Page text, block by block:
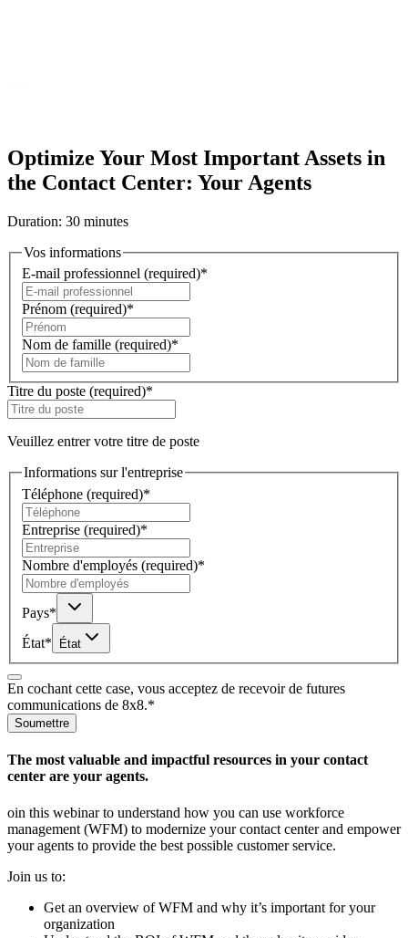
Optimize Your Most Important Assets in
the Contact Center: Your Agents
Duration: 30 minutes
Vos informations
E-mail professionnel (required)*
Prénom (required)*
Nom de famille (required)*
Titre du poste (required)*
Veuillez entrer votre titre de poste
Informations sur l'entreprise
Téléphone (required)*
Entreprise (required)*
Nombre d'employés (required)*
Pays*
État* État
En cochant cette case, vous acceptez de recevoir de futures
communications de 8x8.*
Soumettre
The most valuable and impactful resources in your contact
center are your agents.
oin this webinar to understand how you can use workforce
management (WFM) to modernize your contact center and empower
your agents to provide the best possible customer service.
Join us to:
Get an overview of WFM and why it’s important for your
organization